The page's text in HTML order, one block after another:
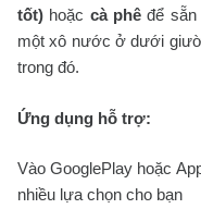
tốt) hoặc cà phê để sẵn
một xô nước ở dưới
trong đó.
Ứng dụng hỗ trợ:
Vào GooglePlay hoặc
nhiều lựa chọn cho bạn